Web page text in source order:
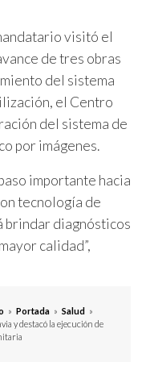
visitó el
de tres obras
del sistema
el Centro
del sistema de
por imágenes.
importante hacia
tecnología de
brindar diagnósticos
calidad”,
» Portada » Salud »
y destacó la ejecución de